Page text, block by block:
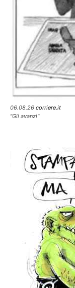
06.08.26 corriere.it
"Gli avanzi"